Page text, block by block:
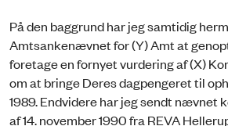
På den baggrund har jeg samtidig
Amtsankenævnet for (Y) Amt at
foretage en fornyet vurdering af (X)
om at bringe Deres dagpengeret til
1989. Endvidere har jeg sendt nævnet
af 14. november 1990 fra REVA